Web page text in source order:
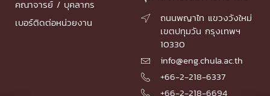
คณาจารย์ / บุคลากร
เบอร์ติดต่อหน่วยงาน

ถนนพญาไท แขวงวังใหม่
เขตปทุมวัน กรุงเทพฯ
10330
 info@eng.chula.ac.th
 +66-2-218-6337
 +66-2-218-6694